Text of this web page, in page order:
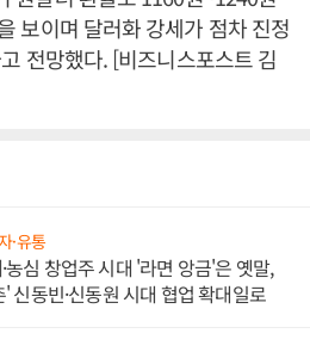
보이며 달러화 강세가 점차 진정
전망했다. [비즈니스포스트 김
·유통
농심 창업주 시대 '라면 앙금'은 옛말,
신동빈·신동원 시대 협업 확대일로